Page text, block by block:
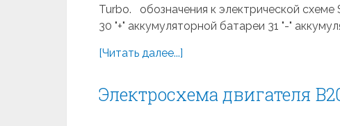
Turbo. обозначения к электрической
30 "+" аккумуляторной батареи 31 "-"
[Читать далее...]
Электросхема двигателя